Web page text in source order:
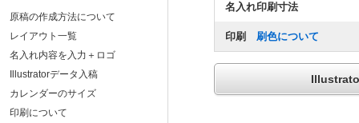
名入れ印刷寸法
印刷 刷色について
原稿の作成方法について
レイアウト一覧
名入れ内容を入力＋ロゴ
Illustratorデータ入稿
カレンダーのサイズ
印刷について